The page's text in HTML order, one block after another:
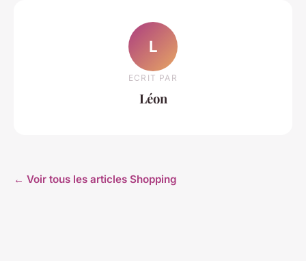
L
ECRIT PAR
Léon
← Voir tous les articles Shopping